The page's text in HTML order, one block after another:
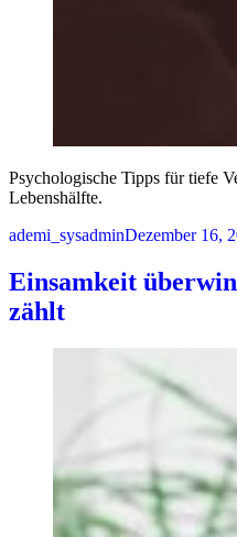
Psychologische Tipps für tiefe
Lebenshälfte.
Posted by
ademi_sysadminDezember 16,
Einsamkeit
zählt